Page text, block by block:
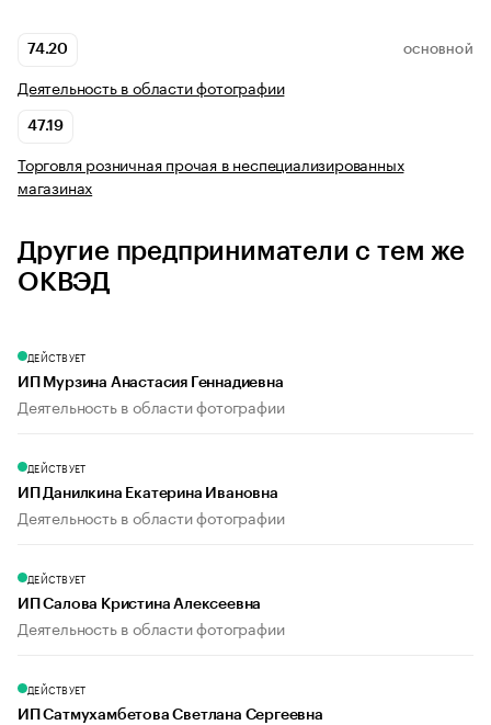
74.20 ОСНОВНОЙ
Деятельность в области фотографии
47.19
Торговля розничная прочая в неспециализированных
магазинах
Другие предприниматели с тем же
ОКВЭД
ДЕЙСТВУЕТ
ИП Мурзина Анастасия Геннадиевна
Деятельность в области фотографии
ДЕЙСТВУЕТ
ИП Данилкина Екатерина Ивановна
Деятельность в области фотографии
ДЕЙСТВУЕТ
ИП Салова Кристина Алексеевна
Деятельность в области фотографии
ДЕЙСТВУЕТ
ИП Сатмухамбетова Светлана Сергеевна